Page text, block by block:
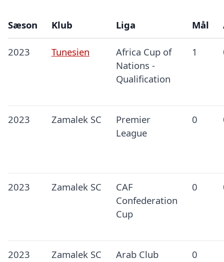
Sæson Klub Liga Mål
2023 Tunesien
Africa Cup of
Nations -
Qualification
1
2023 Zamalek SC
Premier
League
0
2023 Zamalek SC
CAF
Confederation
Cup
0
2023 Zamalek SC
Arab Club
0